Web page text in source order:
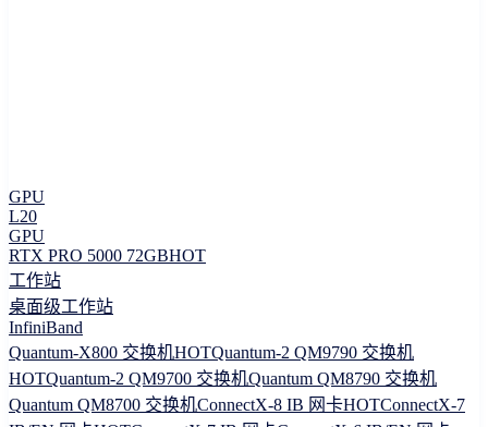
GPU
L20
GPU
RTX PRO 5000 72GBHOT
工作站
桌面级工作站
InfiniBand
Quantum-X800 交换机HOTQuantum-2 QM9790 交换机
HOTQuantum-2 QM9700 交换机Quantum QM8790 交换机
Quantum QM8700 交换机ConnectX-8 IB 网卡HOTConnectX-7